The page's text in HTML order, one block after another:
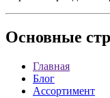
Основные
Главная
Блог
Ассортимент